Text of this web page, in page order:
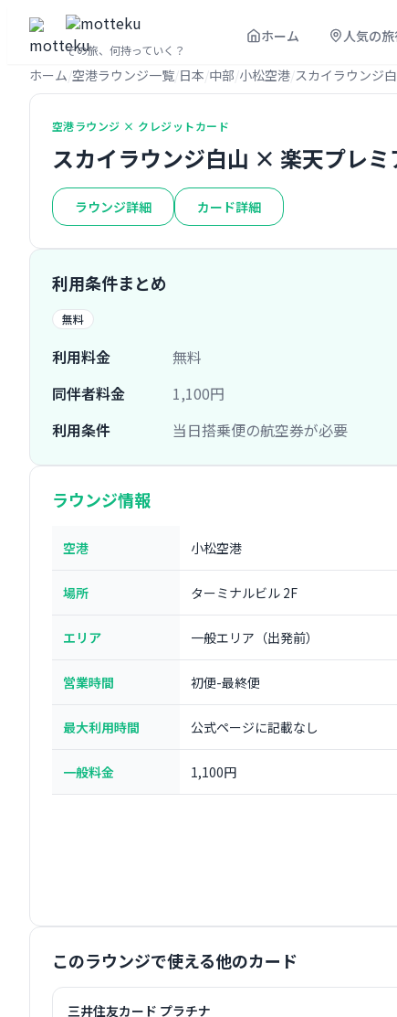
その旅、何持っていく？
ホーム 人気の
ホーム 空港ラウンジ一覧 日本 中部 小松空港 スカイラウンジ
空港ラウンジ × クレジットカード
スカイラウンジ白山 × 楽天プレミ
ラウンジ詳細 カード詳細
利用条件まとめ
無料
利用料金
無料
同伴者料金
1,100円
利用条件
当日搭乗便の航空券が必要
ラウンジ情報
空港 小松空港
場所 ターミナルビル 2F
エリア 一般エリア（出発前）
営業時間 初便-最終便
最大利用時間 公式ページに記載なし
一般料金 1,100円
このラウンジで使える他のカード
三井住友カード プラチナ